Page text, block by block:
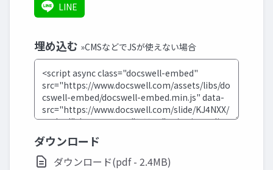
LINE
埋め込む »CMSなどでJSが使えない場合
ダウンロード
ダウンロード(pdf - 2.4MB)